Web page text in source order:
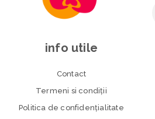
info utile
Contact
Termeni si condiţii
Politica de confidenţialitate